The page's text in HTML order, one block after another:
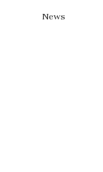
News